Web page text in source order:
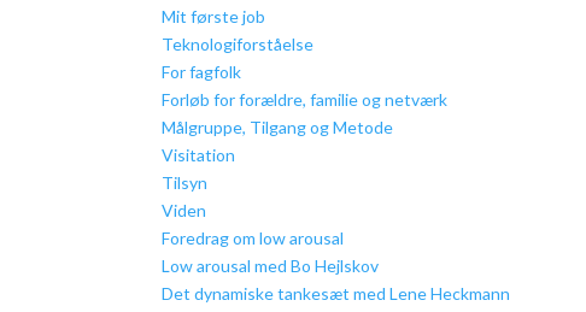
Mit første job
Teknologiforståelse
For fagfolk
Forløb for forældre, familie og netværk
Målgruppe, Tilgang og Metode
Visitation
Tilsyn
Viden
Foredrag om low arousal
Low arousal med Bo Hejlskov
Det dynamiske tankesæt med Lene Heckmann